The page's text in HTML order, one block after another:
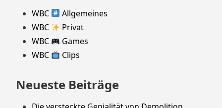
WBC
Allgemeines
WBC
Privat
WBC
Games
WBC
Clips
Neueste Beiträge